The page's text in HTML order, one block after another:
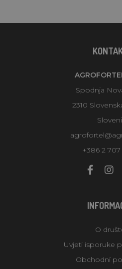
Spodnja
2310
+386 2
O
Uvjeti isporuke
Obchodní